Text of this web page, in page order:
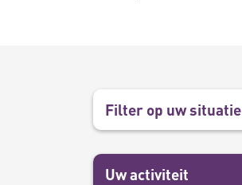
Filter op uw situatie
Uw activiteit